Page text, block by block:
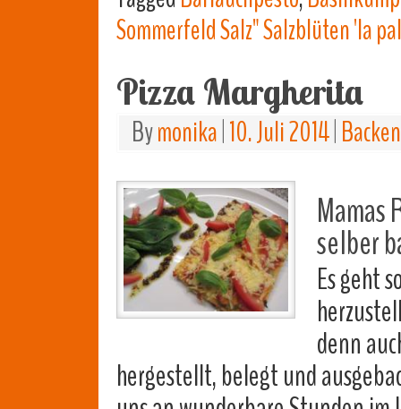
Sommerfeld Salz" Salzblüten 'la
Pizza Margherita
Bymonika 10. Juli 2014 Backen
Mamas
selber
Es geht
denn
hergestellt, belegt und